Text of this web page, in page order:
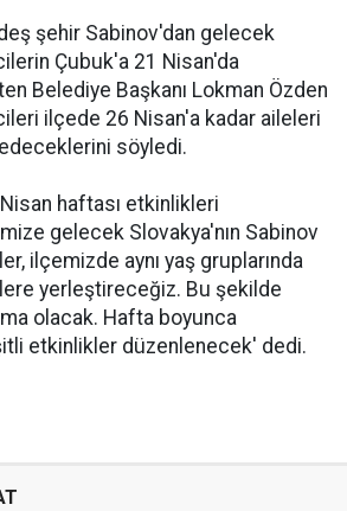
şehir Sabinov'dan gelecek
Çubuk'a 21 Nisan'da
Belediye Başkanı Lokman Özden
ilçede 26 Nisan'a kadar aileleri
söyledi.
haftası etkinlikleri
gelecek Slovakya'nın Sabinov
ilçemizde aynı yaş gruplarında
yerleştireceğiz. Bu şekilde
olacak. Hafta boyunca
etkinlikler düzenlenecek' dedi.